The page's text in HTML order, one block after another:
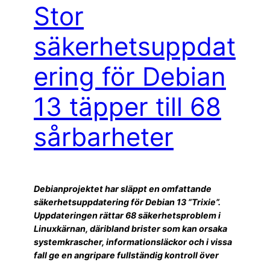
Stor
säkerhetsuppdat
ering för Debian
13 täpper till 68
sårbarheter
Debianprojektet har släppt en omfattande
säkerhetsuppdatering för Debian 13 ”Trixie”.
Uppdateringen rättar 68 säkerhetsproblem i
Linuxkärnan, däribland brister som kan orsaka
systemkrascher, informationsläckor och i vissa
fall ge en angripare fullständig kontroll över